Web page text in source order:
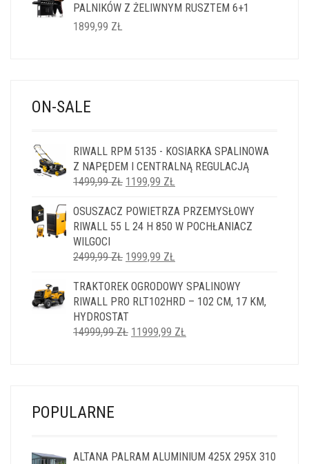
PALNIKÓW Z ŻELIWNYM RUSZTEM 6+1
1899,99 ZŁ
ON-SALE
RIWALL RPM 5135 - KOSIARKA SPALINOWA
Z NAPĘDEM I CENTRALNĄ REGULACJĄ
1499,99ZŁ PIERWOTNA
WYNOSIŁA:
1499,99 ZŁ.
1199,99 ZŁ
WYNOSI:
1199,99 ZŁ.
OSUSZACZ POWIETRZA PRZEMYSŁOWY
RIWALL 55 L 24 H 850 W POCHŁANIACZ
WILGOCI
2499,99ZŁ PIERWOTNA
WYNOSIŁA:
2499,99 ZŁ.
1999,99 ZŁ
WYNOSI:
1999,99 ZŁ.
TRAKTOREK OGRODOWY SPALINOWY
RIWALL PRO RLT102HRD – 102 CM, 17 KM,
HYDROSTAT
14999,99ZŁ PIERWOTNA
11999,99 ZŁ
POPULARNE
ALTANA PALRAM ALUMINIUM 425X 295X 310